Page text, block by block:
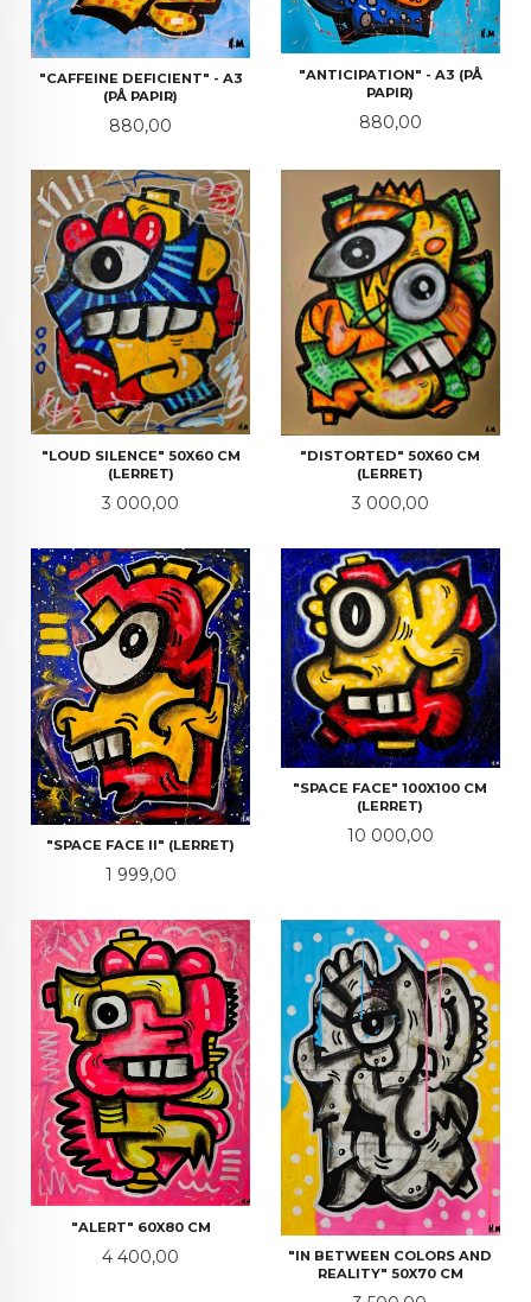
"CAFFEINE DEFICIENT" - A3
(PÅ PAPIR)
Pris
880,00
"ANTICIPATION" - A3 (PÅ
PAPIR)
Pris
880,00
"LOUD SILENCE" 50X60 CM
(LERRET)
Pris
3 000,00
"DISTORTED" 50X60 CM
(LERRET)
Pris
3 000,00
"SPACE FACE II" (LERRET)
Pris
1 999,00
"SPACE FACE" 100X100 CM
(LERRET)
Pris
10 000,00
"ALERT" 60X80 CM
Pris
4 400,00
"IN BETWEEN COLORS AND
REALITY" 50X70 CM